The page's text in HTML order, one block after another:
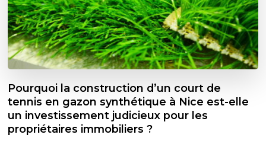
Pourquoi la construction d’un court de
tennis en gazon synthétique à Nice est-elle
un investissement judicieux pour les
propriétaires immobiliers ?